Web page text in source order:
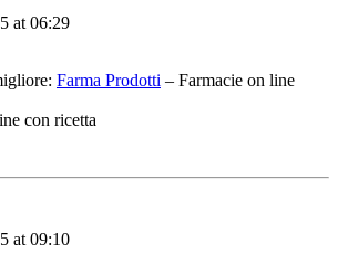
at 06:29
Farma Prodotti – Farmacie on line
con ricetta
at 09:10